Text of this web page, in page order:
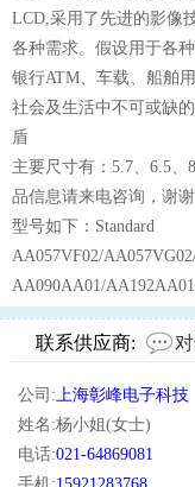
LCD,采用了先进的影像
各种需求。假设用于各
银行ATM、车载、船舶
社会及生活中不可或缺
盾
主要尺寸有： 5.7、 6.5、
品信息请来电咨询，谢谢
型号如下： Standard
AA057VF02/
AA090AA01/
联系供应商:
公司:上海彰峰电子科技
姓名:杨小姐(女士)
电话:021-64869081